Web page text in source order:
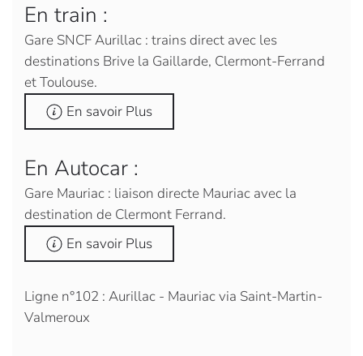
En train :
Gare SNCF Aurillac : trains direct avec les
destinations Brive la Gaillarde, Clermont-Ferrand
et Toulouse.
En savoir Plus
En Autocar :
Gare Mauriac : liaison directe Mauriac avec la
destination de Clermont Ferrand.
En savoir Plus
Ligne n°102 : Aurillac - Mauriac via Saint-Martin-
Valmeroux